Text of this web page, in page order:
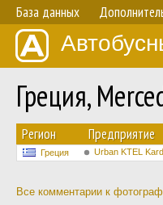
База данных
Греция,
Регион Предприятие
Греция Urban KTEL
Все комментарии к